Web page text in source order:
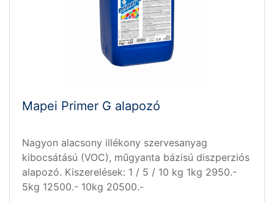
Mapei Primer G alapozó
Nagyon alacsony illékony szervesanyag
kibocsátású (VOC), műgyanta bázisú diszperziós
alapozó. Kiszerelések: 1 / 5 / 10 kg 1kg 2950.-
5kg 12500.- 10kg 20500.-